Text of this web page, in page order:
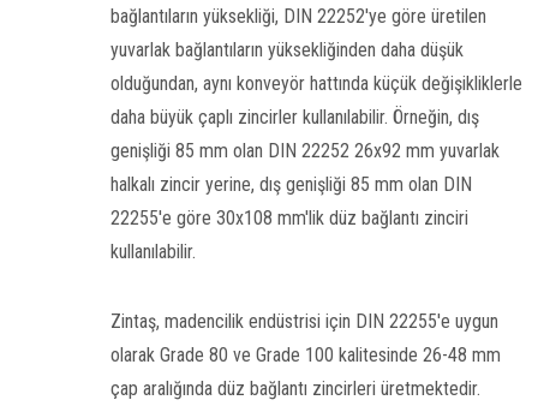
bağlantıların yüksekliği, DIN 22252'ye göre üretilen
yuvarlak bağlantıların yüksekliğinden daha düşük
olduğundan, aynı konveyör hattında küçük değişikliklerle
daha büyük çaplı zincirler kullanılabilir. Örneğin, dış
genişliği 85 mm olan DIN 22252 26x92 mm yuvarlak
halkalı zincir yerine, dış genişliği 85 mm olan DIN
22255'e göre 30x108 mm'lik düz bağlantı zinciri
kullanılabilir.
Zintaş, madencilik endüstrisi için DIN 22255'e uygun
olarak Grade 80 ve Grade 100 kalitesinde 26-48 mm
çap aralığında düz bağlantı zincirleri üretmektedir.